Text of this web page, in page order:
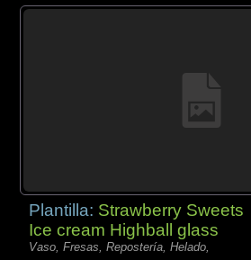
Plantilla: Strawberry Sweets
Ice cream Highball glass
Vaso, Fresas, Repostería, Helado,